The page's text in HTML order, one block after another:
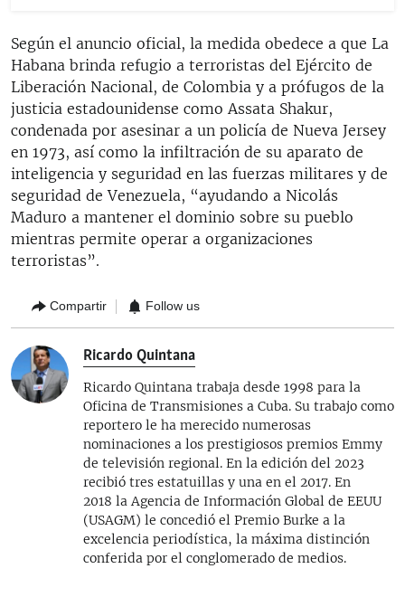
Según el anuncio oficial, la medida obedece a que La
Habana brinda refugio a terroristas del Ejército de
Liberación Nacional, de Colombia y a prófugos de la
justicia estadounidense como Assata Shakur,
condenada por asesinar a un policía de Nueva Jersey
en 1973, así como la infiltración de su aparato de
inteligencia y seguridad en las fuerzas militares y de
seguridad de Venezuela, “ayudando a Nicolás
Maduro a mantener el dominio sobre su pueblo
mientras permite operar a organizaciones
terroristas”.
Compartir Follow us
Ricardo Quintana
Ricardo Quintana trabaja desde 1998 para la
Oficina de Transmisiones a Cuba. Su trabajo como
reportero le ha merecido numerosas
nominaciones a los prestigiosos premios Emmy
de televisión regional. En la edición del 2023
recibió tres estatuillas y una en el 2017. En
2018 la Agencia de Información Global de EEUU
(USAGM) le concedió el Premio Burke a la
excelencia periodística, la máxima distinción
conferida por el conglomerado de medios.